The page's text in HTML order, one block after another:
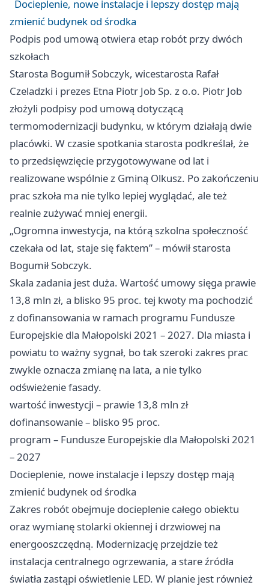
Docieplenie, nowe instalacje i lepszy dostęp mają
zmienić budynek od środka
Podpis pod umową otwiera etap robót przy dwóch
szkołach
Starosta Bogumił Sobczyk, wicestarosta Rafał
Czeladzki i prezes Etna Piotr Job Sp. z o.o. Piotr Job
złożyli podpisy pod umową dotyczącą
termomodernizacji budynku, w którym działają dwie
placówki. W czasie spotkania starosta podkreślał, że
to przedsięwzięcie przygotowywane od lat i
realizowane wspólnie z Gminą Olkusz. Po zakończeniu
prac szkoła ma nie tylko lepiej wyglądać, ale też
realnie zużywać mniej energii.
„Ogromna inwestycja, na którą szkolna społeczność
czekała od lat, staje się faktem” – mówił starosta
Bogumił Sobczyk.
Skala zadania jest duża. Wartość umowy sięga prawie
13,8 mln zł, a blisko 95 proc. tej kwoty ma pochodzić
z dofinansowania w ramach programu Fundusze
Europejskie dla Małopolski 2021 – 2027. Dla miasta i
powiatu to ważny sygnał, bo tak szeroki zakres prac
zwykle oznacza zmianę na lata, a nie tylko
odświeżenie fasady.
wartość inwestycji – prawie 13,8 mln zł
dofinansowanie – blisko 95 proc.
program – Fundusze Europejskie dla Małopolski 2021
– 2027
Docieplenie, nowe instalacje i lepszy dostęp mają
zmienić budynek od środka
Zakres robót obejmuje docieplenie całego obiektu
oraz wymianę stolarki okiennej i drzwiowej na
energooszczędną. Modernizację przejdzie też
instalacja centralnego ogrzewania, a stare źródła
światła zastąpi oświetlenie LED. W planie jest również